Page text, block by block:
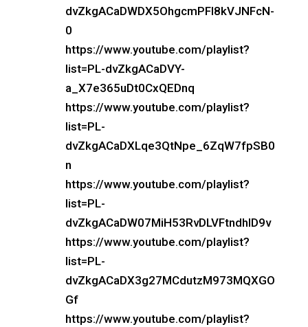
dvZkgACaDWDX5OhgcmPFl8kVJNFcN-
0
https://www.youtube.com/playlist?
list=PL-dvZkgACaDVY-
a_X7e365uDt0CxQEDnq
https://www.youtube.com/playlist?
list=PL-
dvZkgACaDXLqe3QtNpe_6ZqW7fpSB0
n
https://www.youtube.com/playlist?
list=PL-
dvZkgACaDW07MiH53RvDLVFtndhID9v
https://www.youtube.com/playlist?
list=PL-
dvZkgACaDX3g27MCdutzM973MQXGO
Gf
https://www.youtube.com/playlist?